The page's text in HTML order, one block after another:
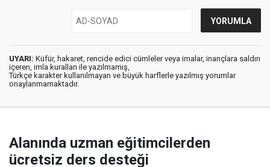
UYARI: Küfür, hakaret, rencide edici cümleler veya imalar, inançlara saldırı
içeren, imla kuralları ile yazılmamış,
Türkçe karakter kullanılmayan ve büyük harflerle yazılmış yorumlar
onaylanmamaktadır.
Alanında uzman eğitimcilerden
ücretsiz ders desteği